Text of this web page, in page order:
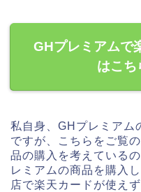
GHプレミアムで
はこち
私自身、GHプレミアム
ですが、こちらをご覧
品の購入を考えている
レミアムの商品を購入
店で楽天カードが使え